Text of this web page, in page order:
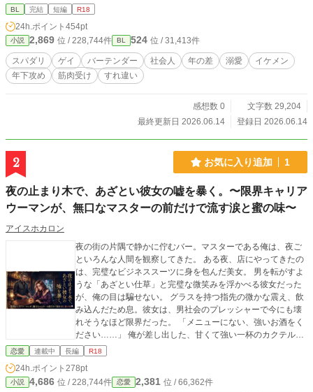
BL 完結 短編 R18
24h.ポイント 454pt
小説 2,869 位 / 228,744件 BL 524 位 / 31,413件
スパダリ ゲイ バーテンダー 社会人 年の差 溺愛
イケメン
年下攻め
筋肉受け すれ違い
感想数 0
文字数 29,204
最終更新日 2026.06.14
登録日 2026.06.14
2 お気に入り追加 1
夜の止まり木で、あざとい彼女の嘘を暴く。〜限界キャリア
ウーマンが、無口なマスターの前だけで流す涙と蜜の味〜
アイスホカロン
夜の街の片隅で静かに佇むバー。マスターである俺は、夜ご
といろんな人間を観察してきた。 ある夜、店にやってきたの
は、完璧なビジネススーツに身を包んだ美女。 男を転がすよ
うな「あざとい仕草」と完璧な微笑みを浮かべる彼女だった
が、俺の目は騙せない。 グラスを持つ指先の微かな震え、飲
み込んだため息。彼女は、男社会のプレッシャーで今にも壊
れそうなほど限界だった。 「メニューにない、強いお酒をく
ださい……」 俺が差し出した、甘くて強い一杯のカクテル。
静かな夜の空気の中で、張り詰めていた彼女の仮面が、ポロ
ないと、男たちに舐められる……でも、もう疲れたの……」
泣きじゃくる彼女の身体を抱き寄せたその時から、名前も素
恋愛 連載中 長編 R18
24h.ポイント 278pt
小説 4,686 位 / 228,744件 恋愛 2,381 位 / 66,362件